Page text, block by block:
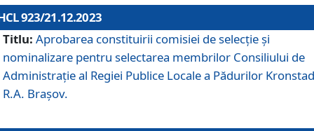
923/21.12.2023
Titlu: Aprobarea constituirii comisiei de selecție și
nominalizare pentru selectarea membrilor Consiliului de
Administrație al Regiei Publice Locale a Pădurilor
R.A. Brașov.